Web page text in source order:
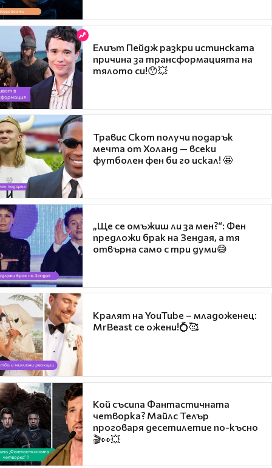
Елиът Пейдж разкри истинската
причина за трансформацията на
тялото си!😯💥
Травис Скот получи подарък
мечта от Холанд — всеки
футболен фен би го искал! 🤩
„Ще се омъжиш ли за мен?“: Фен
предложи брак на Зендая, а тя
отвърна само с три думи😅
Кралят на YouTube – младоженец:
MrBeast се ожени!💍🥰
Кой съсипа Фантастичната
четворка? Майлс Телър
проговаря десетилетие по-късно
🎬👀💥